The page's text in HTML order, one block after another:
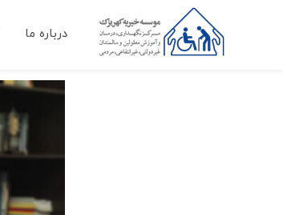
درباره ما